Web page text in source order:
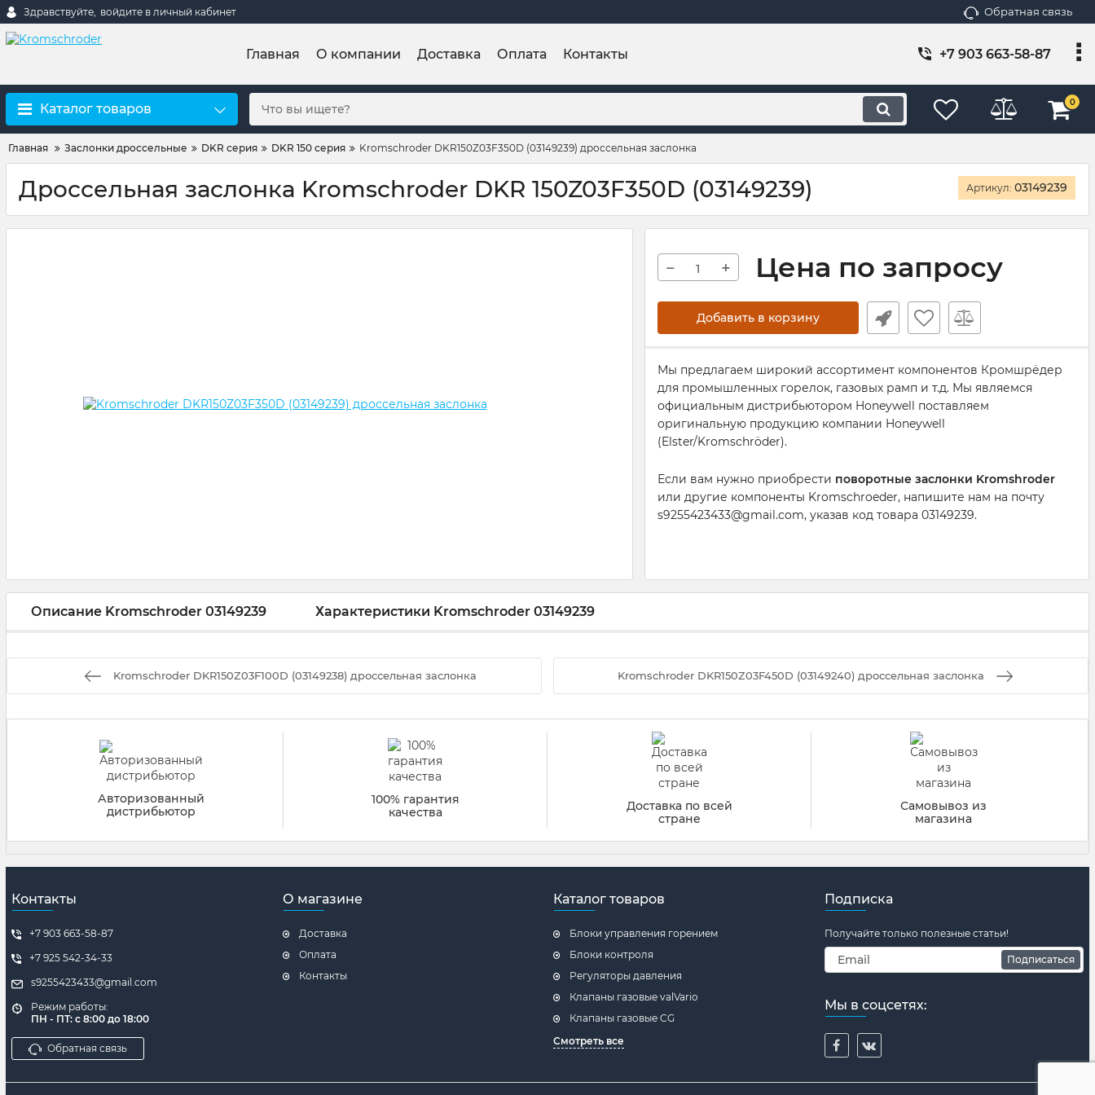
Здравствуйте, войдите в личный кабинет Обратная связь
Главная О компании Доставка Оплата Контакты +7 903 663-58-87
Каталог товаров 0
Главная Заслонки дроссельные DKR серия DKR 150 серия Kromschroder DKR150Z03F350D (03149239) дроссельная заслонка
Дроссельная заслонка Kromschroder DKR 150Z03F350D (03149239) Артикул: 03149239
− + Цена по запросу
Добавить в корзину
Мы предлагаем широкий ассортимент компонентов Кромшрёдер
для промышленных горелок, газовых рамп и т.д. Мы являемся
официальным дистрибьютором Honeywell поставляем
оригинальную продукцию компании Honeywell
(Elster/Kromschröder).
Если вам нужно приобрести поворотные заслонки Kromshroder
или другие компоненты Kromschroeder, напишите нам на почту
s9255423433@gmail.com, указав код товара 03149239.
Описание Kromschroder 03149239 Характеристики Kromschroder 03149239
Kromschroder DKR150Z03F100D (03149238) дроссельная заслонка Kromschroder DKR150Z03F450D (03149240) дроссельная заслонка
Авторизованный
дистрибьютор
100% гарантия
качества
Доставка по всей
стране
Самовывоз из
магазина
Контакты
+7 903 663-58-87
+7 925 542-34-33
s9255423433@gmail.com
Режим работы:
ПН - ПТ: с 8:00 до 18:00
Обратная связь
О магазине
Доставка
Оплата
Контакты
Каталог товаров
Блоки управления горением
Блоки контроля
Регуляторы давления
Клапаны газовые valVario
Клапаны газовые CG
Смотреть все
Подписка
Получайте только полезные статьи!
Подписаться
Мы в соцсетях: